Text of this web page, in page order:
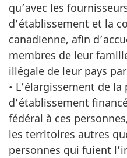
qu’avec les
d’établissement et la
canadienne, afin
membres de leur
illégale de leur pays
• L’élargissement de
d’établissement
fédéral à ces
les territoires autres
personnes qui fuient